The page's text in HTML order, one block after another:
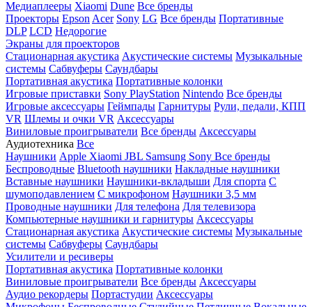
Медиаплееры Xiaomi Dune Все бренды
Проекторы Epson Acer Sony LG Все бренды Портативные
DLP LCD Недорогие
Экраны для проекторов
Стационарная акустика Акустические системы Музыкальные
системы Сабвуферы Саундбары
Портативная акустика Портативные колонки
Игровые приставки Sony PlayStation Nintendo Все бренды
Игровые аксессуары Геймпады Гарнитуры Рули, педали, КПП
VR Шлемы и очки VR Аксессуары
Виниловые проигрыватели Все бренды Аксессуары
Аудиотехника Все
Наушники Apple Xiaomi JBL Samsung Sony Все бренды
Беспроводные Bluetooth наушники Накладные наушники
Вставные наушники Наушники-вкладыши Для спорта С
шумоподавлением С микрофоном Наушники 3,5 мм
Проводные наушники Для телефона Для телевизора
Компьютерные наушники и гарнитуры Аксессуары
Стационарная акустика Акустические системы Музыкальные
системы Сабвуферы Саундбары
Усилители и ресиверы
Портативная акустика Портативные колонки
Виниловые проигрыватели Все бренды Аксессуары
Аудио рекордеры Портастудии Аксессуары